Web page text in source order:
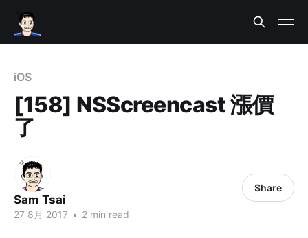
iOS
[158] NSScreencast 漲價
了
Sam Tsai
27 8月 2017 • 2 min read
Share